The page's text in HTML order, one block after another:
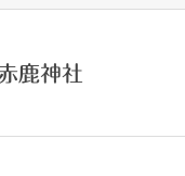
鹿神社